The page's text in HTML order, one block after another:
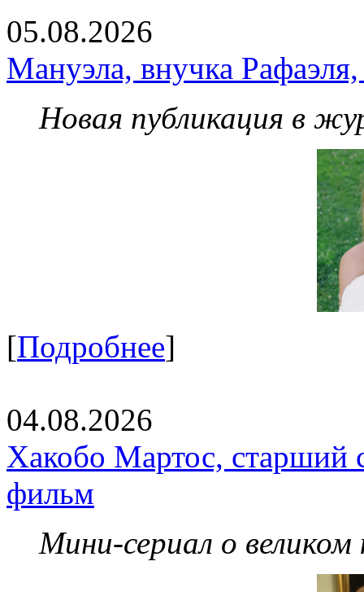
05.08.2026
Мануэла, внучка
Новая публикация в
[Подробнее]
04.08.2026
Хакобо Мартос, старший
фильм
Мини-сериал о великом